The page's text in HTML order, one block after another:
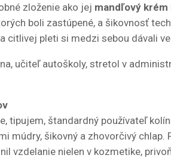
zloženie ako jej mandľový krém
boli zastúpené, a šikovnosť
citlivej pleti si medzi sebou dávali
učiteľ autoškoly, stretol v
tipujem, štandardný používateľ
múdry, šikovný a zhovorčivý
vzdelanie nielen v kozmetike,